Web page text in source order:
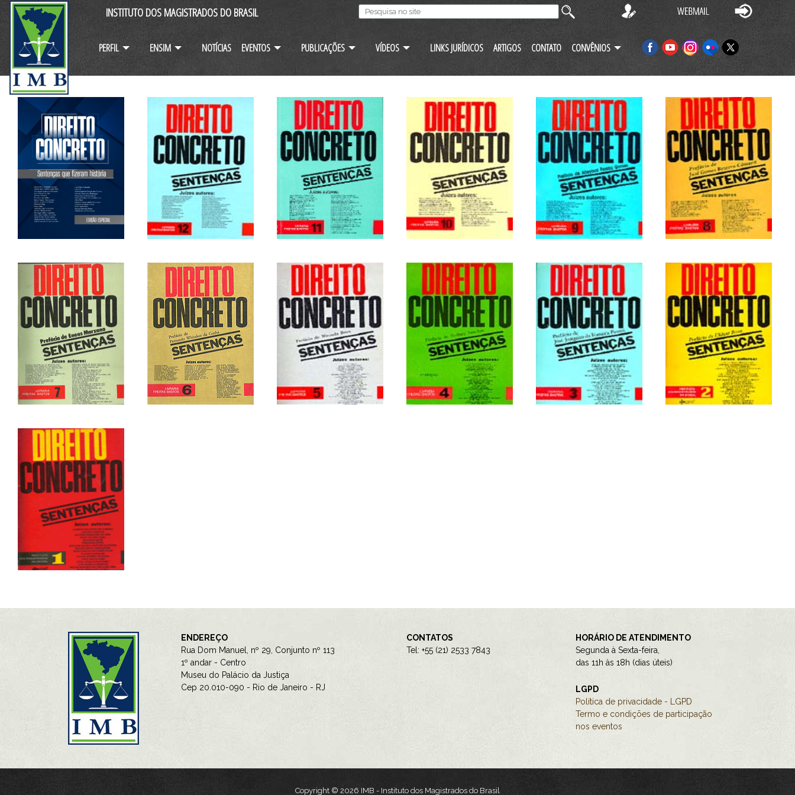
INSTITUTO DOS MAGISTRADOS DO BRASIL
PERFIL ENSIM NOTÍCIAS EVENTOS PUBLICAÇÕES VÍDEOS LINKS JURÍDICOS ARTIGOS CONTATO CONVÊNIOS
ENDEREÇO
Rua Dom Manuel, nº 29, Conjunto nº 113
1º andar - Centro
Museu do Palácio da Justiça
Cep 20.010-090 - Rio de Janeiro - RJ
CONTATOS
Tel: +55 (21) 2533 7843
HORÁRIO DE ATENDIMENTO
Segunda à Sexta-feira,
das 11h às 18h (dias úteis)
LGPD
Política de privacidade - LGPD
Termo e condições de participação
nos eventos
Copyright © 2026 IMB - Instituto dos Magistrados do Brasil